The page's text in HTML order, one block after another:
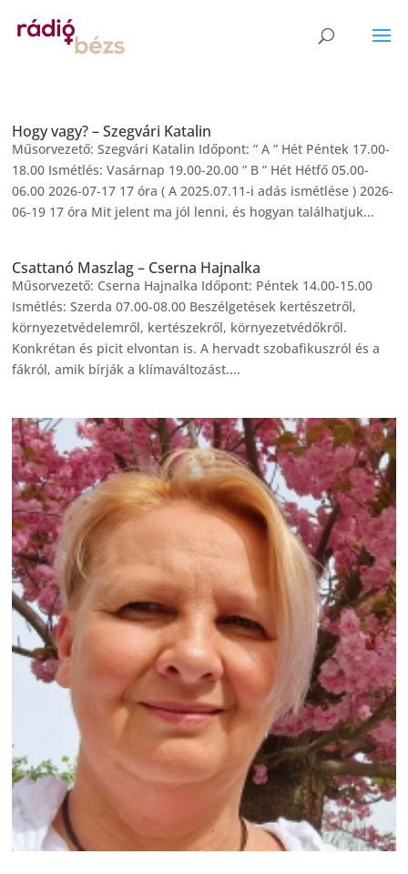
Hogy vagy? – Szegvári Katalin
Műsorvezető: Szegvári Katalin Időpont: ” A ” Hét Péntek 17.00-
18.00 Ismétlés: Vasárnap 19.00-20.00 ” B ” Hét Hétfő 05.00-
06.00 2026-07-17 17 óra ( A 2025.07.11-i adás ismétlése ) 2026-
06-19 17 óra Mit jelent ma jól lenni, és hogyan találhatjuk...
Csattanó Maszlag – Cserna Hajnalka
Műsorvezető: Cserna Hajnalka Időpont: Péntek 14.00-15.00
Ismétlés: Szerda 07.00-08.00 Beszélgetések kertészetről,
környezetvédelemről, kertészekről, környezetvédőkről.
Konkrétan és picit elvontan is. A hervadt szobafikuszról és a
fákról, amik bírják a klímaváltozást....